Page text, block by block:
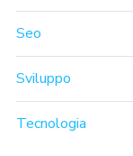
Seo
Sviluppo
Tecnologia